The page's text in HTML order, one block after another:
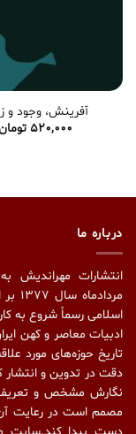
آفرینش، وجود و
520,000
درباره ما
انتشارات مهراندیش
اسلامی رسماً شروع به
ادبیات معاصر و کهن
تاریخ حوزه‌های مورد
دقت در تدوین و انتشار
نگارش مشخص و
مصمم است در رعایت آن